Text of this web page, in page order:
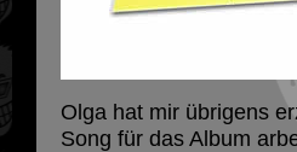
Olga hat mir übrigens
Song für das Album